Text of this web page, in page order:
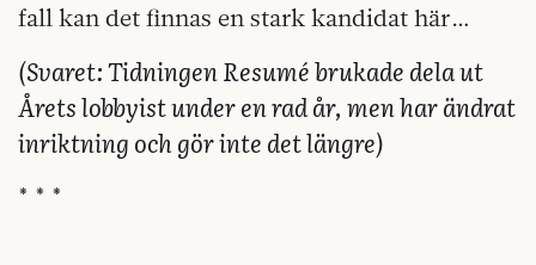
fall kan det finnas en stark kandidat här…
(Svaret: Tidningen Resumé brukade dela ut
Årets lobbyist under en rad år, men har ändrat
inriktning och gör inte det längre)
* * *